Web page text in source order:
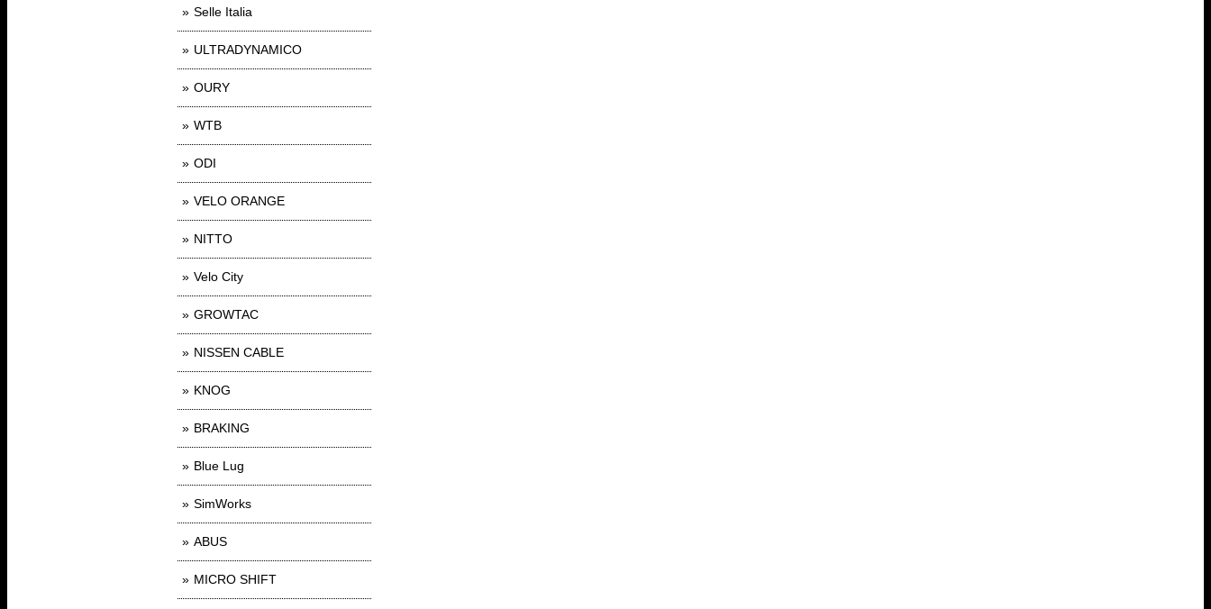
Selle Italia
ULTRADYNAMICO
OURY
WTB
ODI
VELO ORANGE
NITTO
Velo City
GROWTAC
NISSEN CABLE
KNOG
BRAKING
Blue Lug
SimWorks
ABUS
MICRO SHIFT